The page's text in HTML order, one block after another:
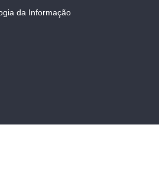
da Informação